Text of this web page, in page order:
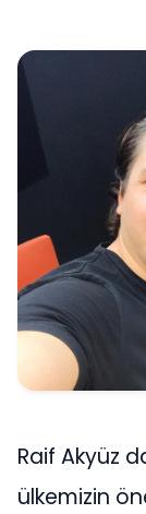
Raif Akyüz
ülkemizin